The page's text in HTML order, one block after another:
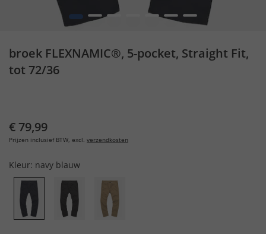
1 2 6 7
broek FLEXNAMIC®, 5-pocket, Straight Fit,
tot 72/36
€ 79,99
Prijzen inclusief BTW, excl. verzendkosten
Kleur: navy blauw